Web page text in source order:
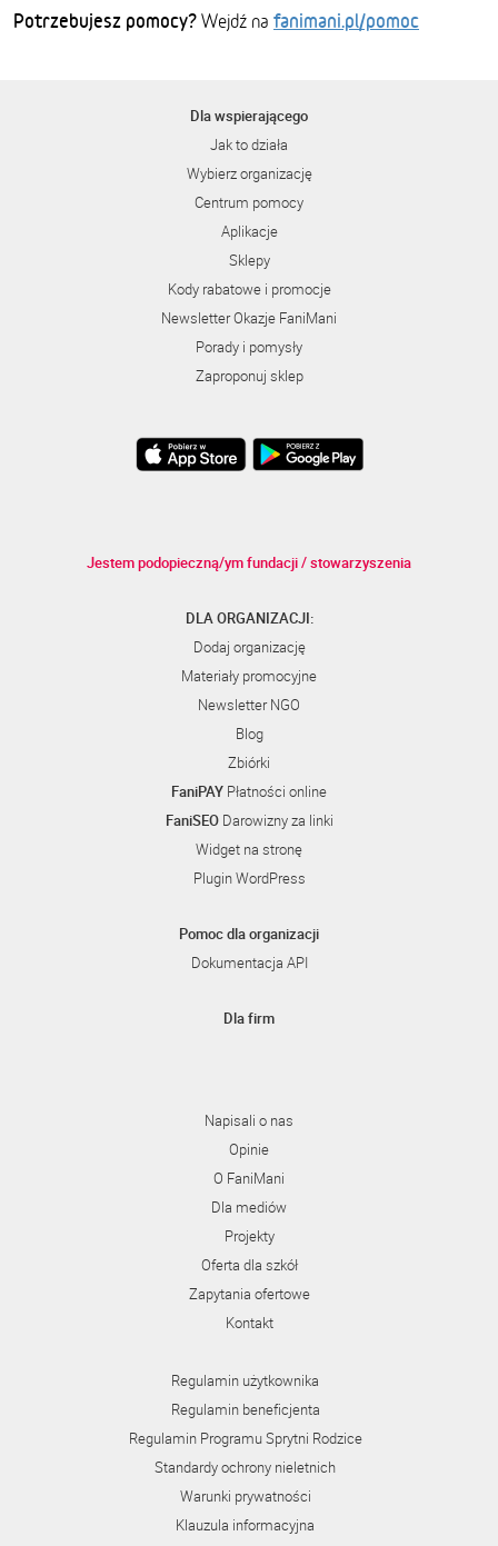
Potrzebujesz pomocy? Wejdź na fanimani.pl/pomoc
Dla wspierającego
Jak to działa
Wybierz organizację
Centrum pomocy
Aplikacje
Sklepy
Kody rabatowe i promocje
Newsletter Okazje FaniMani
Porady i pomysły
Zaproponuj sklep
Jestem podopieczną/ym fundacji / stowarzyszenia
DLA ORGANIZACJI:
Dodaj organizację
Materiały promocyjne
Newsletter NGO
Blog
Zbiórki
FaniPAY Płatności online
FaniSEODarowizny za linki
Widget na stronę
Plugin WordPress
Pomoc dla organizacji
Dokumentacja API
Dla firm
Napisali o nas
Opinie
O FaniMani
Dla mediów
Projekty
Oferta dla szkół
Zapytania ofertowe
Kontakt
Regulamin użytkownika
Regulamin beneficjenta
Regulamin Programu Sprytni Rodzice
Standardy ochrony nieletnich
Warunki prywatności
Klauzula informacyjna